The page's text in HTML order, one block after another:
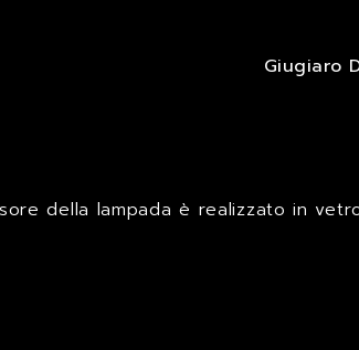
Giugiaro
della lampada è realizzato in